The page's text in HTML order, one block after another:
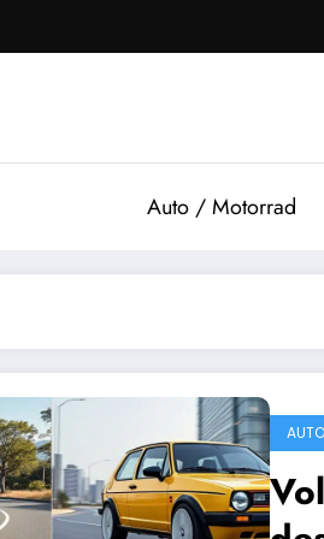
Auto / Motorrad